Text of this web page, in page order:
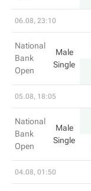
06.08, 23:10
National
Bank
Open
Male
Single
05.08, 18:05
National
Bank
Open
Male
Single
04.08, 01:50